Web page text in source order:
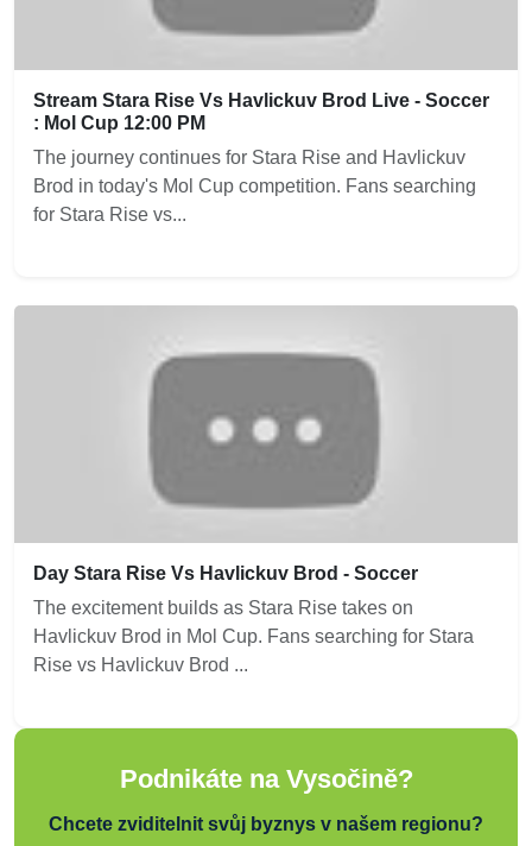
Stream Stara Rise Vs Havlickuv Brod Live - Soccer
: Mol Cup 12:00 PM
The journey continues for Stara Rise and Havlickuv
Brod in today's Mol Cup competition. Fans searching
for Stara Rise vs...
Day Stara Rise Vs Havlickuv Brod - Soccer
The excitement builds as Stara Rise takes on
Havlickuv Brod in Mol Cup. Fans searching for Stara
Rise vs Havlickuv Brod ...
Podnikáte na Vysočině?
Chcete zviditelnit svůj byznys v našem regionu?